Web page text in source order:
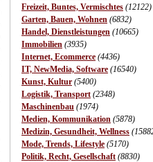
Freizeit, Buntes, Vermischtes (12122)
Garten, Bauen, Wohnen (6832)
Handel, Dienstleistungen (10665)
Immobilien (3935)
Internet, Ecommerce (4436)
IT, NewMedia, Software (16540)
Kunst, Kultur (5400)
Logistik, Transport (2348)
Maschinenbau (1974)
Medien, Kommunikation (5878)
Medizin, Gesundheit, Wellness
Mode, Trends, Lifestyle (5170)
Politik, Recht, Gesellschaft (8830)